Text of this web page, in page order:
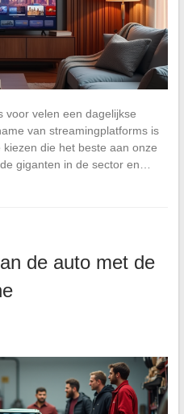
voor velen een dagelijkse
van streamingplatforms is
die het beste aan onze
giganten in de sector en…
de auto met de